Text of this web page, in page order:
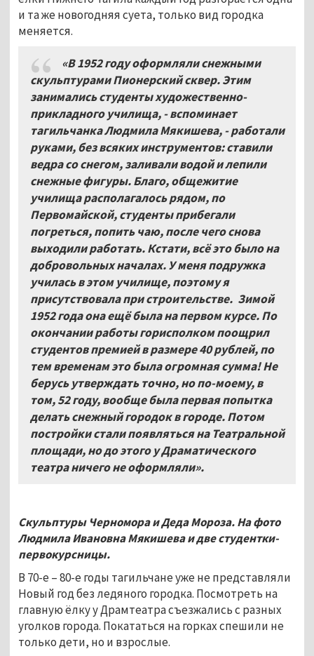
и та же новогодняя суета, только вид городка
меняется.
«В 1952 году оформляли снежными
скульптурами Пионерский сквер. Этим
занимались студенты художественно-
прикладного училища, - вспоминает
тагильчанка Людмила Мякишева, - работали
руками, без всяких инструментов: ставили
ведра со снегом, заливали водой и лепили
снежные фигуры. Благо, общежитие
училища располагалось рядом, по
Первомайской, студенты прибегали
погреться, попить чаю, после чего снова
выходили работать. Кстати, всё это было на
добровольных началах. У меня подружка
училась в этом училище, поэтому я
присутствовала при строительстве. Зимой
1952 года она ещё была на первом курсе. По
окончании работы горисполком поощрил
студентов премией в размере 40 рублей, по
тем временам это была огромная сумма! Не
берусь утверждать точно, но по-моему, в
том, 52 году, вообще была первая попытка
делать снежный городок в городе. Потом
постройки стали появляться на Театральной
площади, но до этого у Драматического
театра ничего не оформляли».
Скульптуры Черномора и Деда Мороза. На фото
Людмила Ивановна Мякишева и две студентки-
первокурсницы.
В 70-е – 80-е годы тагильчане уже не представляли
Новый год без ледяного городка. Посмотреть на
главную ёлку у Драмтеатра съезжались с разных
уголков города. Покататься на горках спешили не
только дети, но и взрослые.